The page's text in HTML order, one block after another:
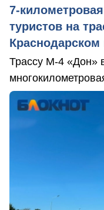
7-
туристов на
Краснодарском
Трассу М-4 «Дон»